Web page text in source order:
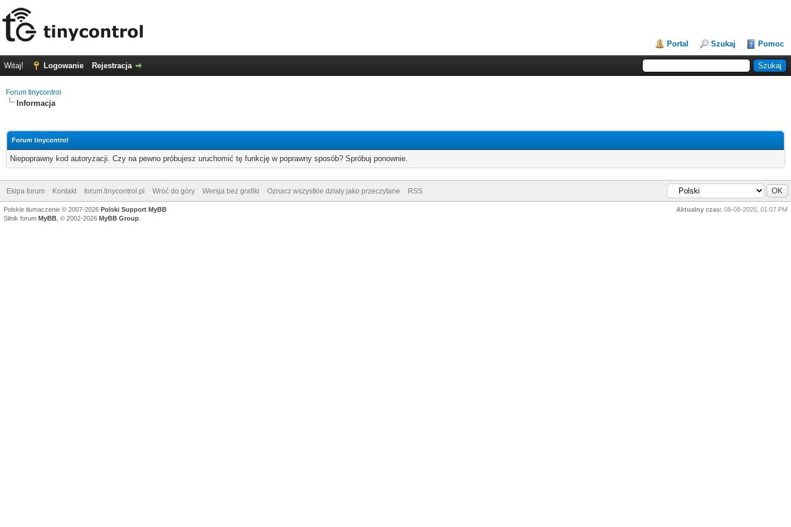
Portal Szukaj Pomoc
Witaj! Logowanie Rejestracja
Forum tinycontrol
Informacja
Forum tinycontrol
Niepoprawny kod autoryzacji. Czy na pewno próbujesz uruchomić tę funkcję w poprawny sposób? Spróbuj ponownie.
Ekipa forum Kontakt forum.tinycontrol.pl Wróć do góry Wersja bez grafiki Oznacz wszystkie działy jako przeczytane RSS
Aktualny czas: 08-08-2026, 01:07 PM
Polskie tłumaczenie © 2007-2026 Polski Support MyBB
Silnik forum MyBB , © 2002-2026 MyBB Group